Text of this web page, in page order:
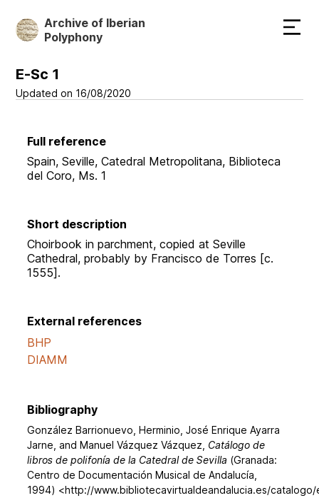
Skip
to
content
Archive of Iberian
Polyphony
E-Sc 1
Updated on 16/08/2020
Full reference
Spain, Seville, Catedral Metropolitana, Biblioteca
del Coro, Ms. 1
Short description
Choirbook in parchment, copied at Seville
Cathedral, probably by Francisco de Torres [c.
1555].
External references
BHP
DIAMM
Bibliography
González Barrionuevo, Herminio, José Enrique Ayarra
Jarne, and Manuel Vázquez Vázquez, Catálogo de
libros de polifonía de la Catedral de Sevilla (Granada:
Centro de Documentación Musical de Andalucía,
1994) <http://www.bibliotecavirtualdeandalucia.es/